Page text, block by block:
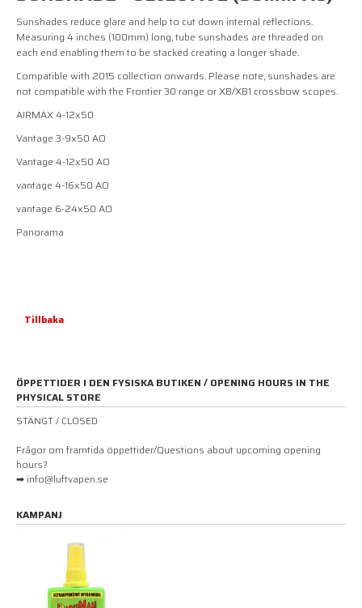
Sunshades reduce glare and help to cut down internal reflections.
Measuring 4 inches (100mm) long, tube sunshades are threaded on
each end enabling them to be stacked creating a longer shade.
Compatible with 2015 collection onwards. Please note, sunshades are
not compatible with the Frontier 30 range or XB/XB1 crossbow scopes.
AIRMAX 4-12x50
Vantage 3-9x50 AO
Vantage 4-12x50 AO
vantage 4-16x50 AO
vantage 6-24x50 AO
Panorama
Tillbaka
ÖPPETTIDER I DEN FYSISKA BUTIKEN / OPENING HOURS IN THE
PHYSICAL STORE
STÄNGT / CLOSED
Frågor om framtida öppettider/Questions about upcoming opening
hours?
➡ info@luftvapen.se
KAMPANJ